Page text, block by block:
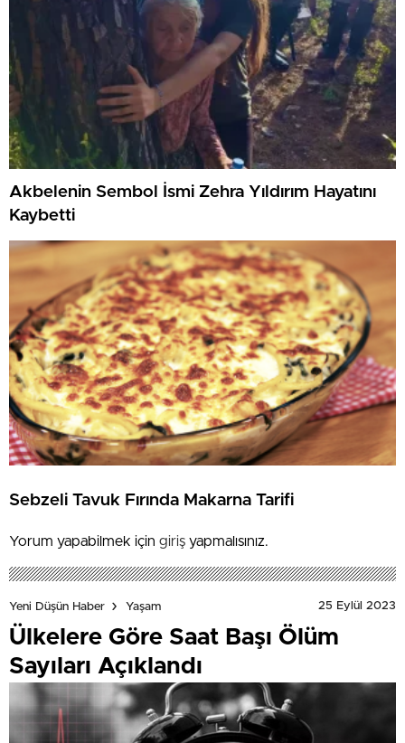
Akbelenin Sembol İsmi Zehra Yıldırım Hayatını
Kaybetti
Sebzeli Tavuk Fırında Makarna Tarifi
Yorum yapabilmek için giriş yapmalısınız.
Yeni Düşün Haber Yaşam 25 Eylül 2023
Ülkelere Göre Saat Başı Ölüm
Sayıları Açıklandı